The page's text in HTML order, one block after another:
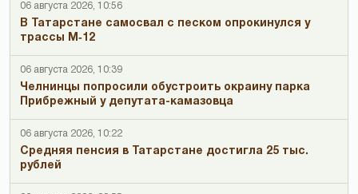
06 августа 2026, 10:56
В Татарстане самосвал с песком опрокинулся у
трассы М‑12
06 августа 2026, 10:39
Челнинцы попросили обустроить окраину парка
Прибрежный у депутата-камазовца
06 августа 2026, 10:22
Средняя пенсия в Татарстане достигла 25 тыс.
рублей